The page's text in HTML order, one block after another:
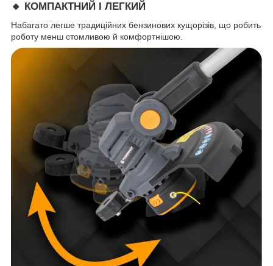
🔸 КОМПАКТНИЙ І ЛЕГКИЙ
Набагато легше традиційних бензинових кущорізів, що робить
роботу менш стомливою й комфортнішою.